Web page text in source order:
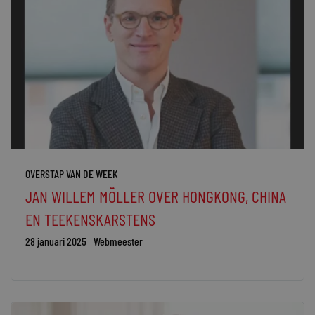
OVERSTAP VAN DE WEEK
JAN WILLEM MÖLLER OVER HONGKONG, CHINA
EN TEEKENSKARSTENS
28 januari 2025 Webmeester